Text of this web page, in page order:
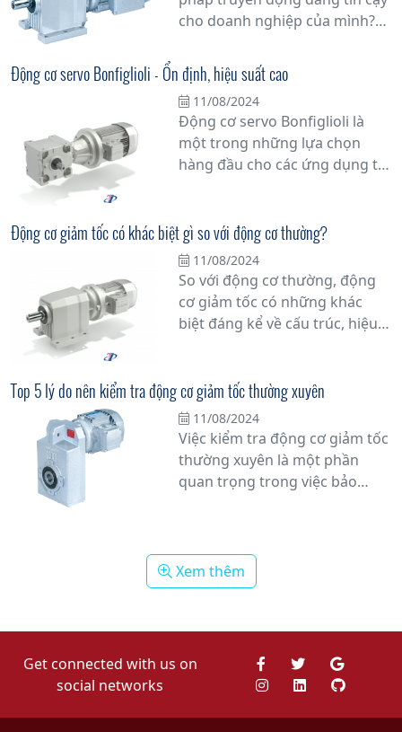
cho doanh nghiệp của mình?
động cơ giảm tốc 3 pha từ nhà
phân phối Bonfiglioli tại Việt
Nam. Với hơn 60 năm kinh
nghiệm trong ngành công
nghiệp, Bonfiglioli đã khẳng
định vị thế của mình như một
phẩm truyền động.
Động cơ servo Bonfiglioli - Ổn định, hiệu suất cao
11/08/2024
Động cơ servo Bonfiglioli là
một trong những lựa chọn
hàng đầu cho các ứng dụng tự
của nó. Với thiết kế không chổi
than tiên tiến, động cơ này
mang lại độ chính xác và đáng
tin cậy trong môi trường làm
việc khắc nghiệt.
Động cơ giảm tốc có khác biệt gì so với động cơ thường?
11/08/2024
So với động cơ thường, động
cơ giảm tốc có những khác
biệt đáng kể về cấu trúc, hiệu
Top 5 lý do nên kiểm tra động cơ giảm tốc thường xuyên
11/08/2024
Việc kiểm tra động cơ giảm tốc
thường xuyên là một phần
quan trọng trong việc bảo
động cơ giảm tốc thường
xuyên.
Xem thêm
Get connected with us on
social networks